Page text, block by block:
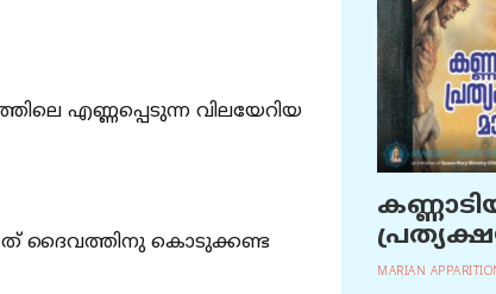
എണ്ണപ്പെടുന്ന വിലയേറിയ
ദൈവത്തിനു കൊടുക്കണ്ട
MARIAN